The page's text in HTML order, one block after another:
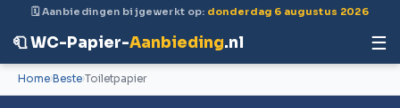
🗓 Aanbiedingen bijgewerkt op: donderdag 6 augustus 2026
🧻 WC-Papier-Aanbieding.nl ☰
Home Beste Toiletpapier